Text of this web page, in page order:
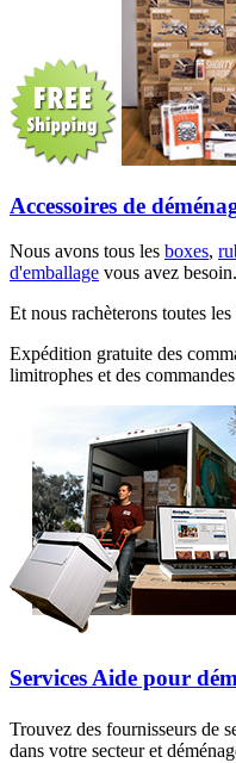
Accessoires de
Nous avons tous les boxes,
d'emballage vous avez besoin.
Et nous rachèterons toutes
Expédition gratuite des
limitrophes et des
Services Aide pour
Trouvez des fournisseurs de
dans votre secteur et